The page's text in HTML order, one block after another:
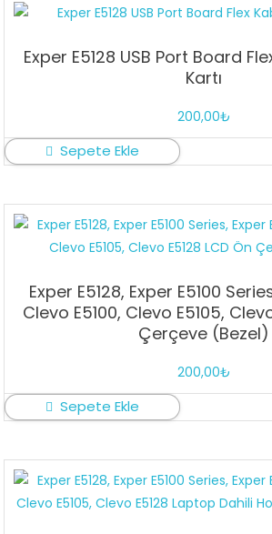
Exper E5128 USB Port Board
Kartı
200,00₺
Sepete Ekle
Exper E5128, Exper E5100
Clevo E5100, Clevo E5105,
Çerçeve (Bezel)
200,00₺
Sepete Ekle